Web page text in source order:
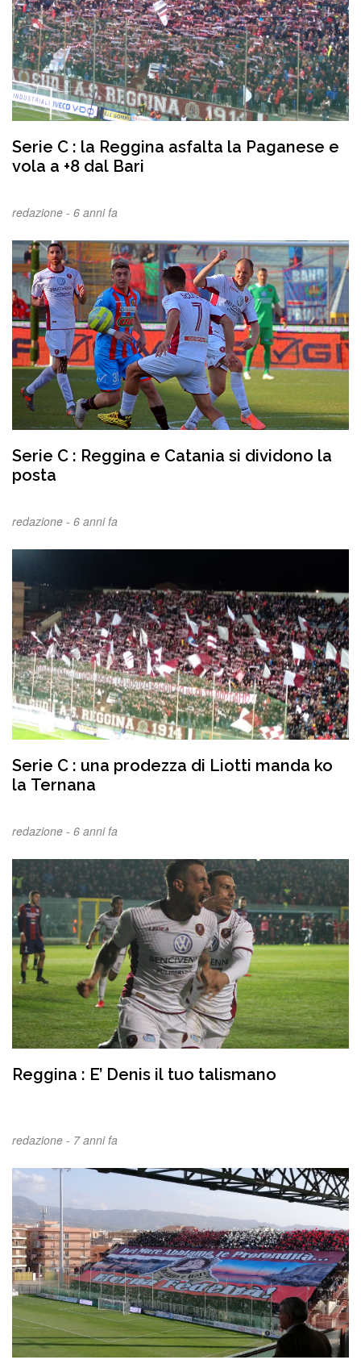
Serie C : la Reggina asfalta la Paganese e
vola a +8 dal Bari
redazione - 6 anni fa
Serie C : Reggina e Catania si dividono la
posta
redazione - 6 anni fa
Serie C : una prodezza di Liotti manda ko
la Ternana
redazione - 6 anni fa
Reggina : E’ Denis il tuo talismano
redazione - 7 anni fa